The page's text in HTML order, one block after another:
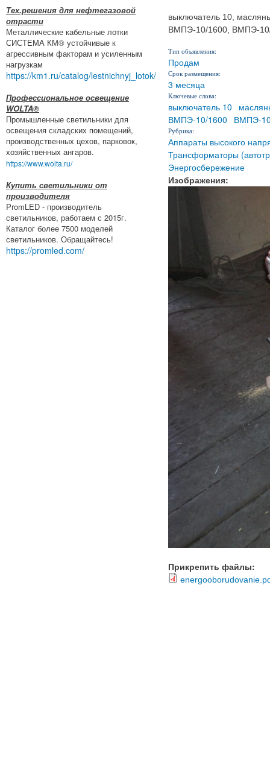
Тех.решения для нефтегазовой
отрасти
Металлические кабельные лотки
СИСТЕМА КМ® устойчивые к
агрессивным факторам и усиленным
нагрузкам
https://km1.ru/catalog/lestnichnyj_lotok/
Профессиональное освещение
WOLTA®
Промышленные светильники для
освещения складских помещений,
производственных цехов, парковок,
хозяйственных ангаров.
https://www.wolta.ru/
Купить светильники от
производителя
PromLED - производитель
светильников, работаем с 2015г.
Каталог более 7500 моделей
светильников. Обращайтесь!
https://promled.com/
выключатель 10,
ВМПЭ-10/1600, ВМПЭ-
Тип объявления:
Продам
Срок размещения:
3 месяца
Ключевые слова:
выключатель 10
ВМПЭ-10/1600
ВМПЭ-
Рубрика:
Аппараты высокого
Трансформаторы
Энергосбережение
Изображения:
Прикрепить файлы: